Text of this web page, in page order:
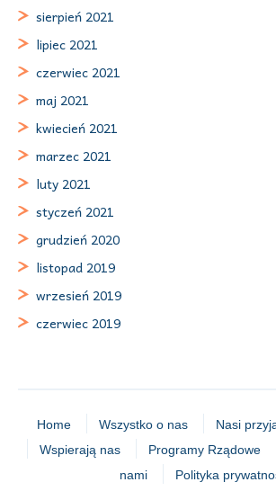
sierpień 2021
lipiec 2021
czerwiec 2021
maj 2021
kwiecień 2021
marzec 2021
luty 2021
styczeń 2021
grudzień 2020
listopad 2019
wrzesień 2019
czerwiec 2019
Home Wszystko o nas
Nasi
Wspierają nas
Programy Rządowe
nami
Polityka